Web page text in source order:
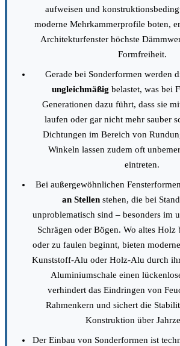
aufweisen und
moderne Mehrkammerprofile boten,
Architekturfenster höchste
Formfreiheit.
Gerade bei Sonderformen werden
ungleichmäßig belastet, was bei
Generationen dazu führt, dass sie
laufen oder gar nicht mehr sauber
Dichtungen im Bereich von
Winkeln lassen zudem oft
eintreten.
Bei außergewöhnlichen
an Stellen stehen, die bei
unproblematisch sind – besonders im
Schrägen oder Bögen. Wo altes Holz
oder zu faulen beginnt, bieten
Kunststoff-Alu oder Holz-Alu durch
Aluminiumschale einen
verhindert das Eindringen von
Rahmenkern und sichert die
Konstruktion über
Der Einbau von Sonderformen ist